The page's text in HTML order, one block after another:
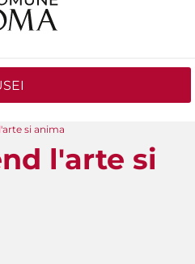
si anima
l'arte si